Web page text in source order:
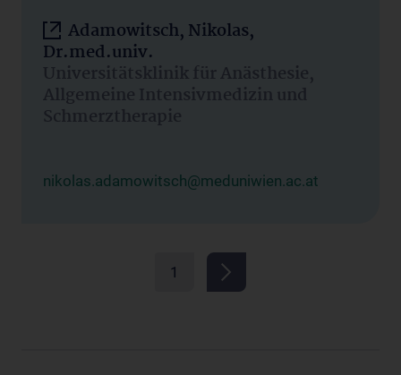
Adamowitsch, Nikolas,
Dr.med.univ.
Universitätsklinik für Anästhesie,
Allgemeine Intensivmedizin und
Schmerztherapie
nikolas.adamowitsch@meduniwien.ac.at
1